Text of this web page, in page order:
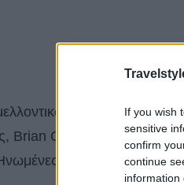
If you wish
sensitive
confirm
continue
information
στρατηγικών
Brian Chesky, κατά τη
Πολιτείες.